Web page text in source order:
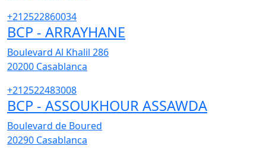
+212522860034
BCP - ARRAYHANE
Boulevard Al Khalil 286
20200 Casablanca
+212522483008
BCP - ASSOUKHOUR ASSAWDA
Boulevard de Boured
20290 Casablanca